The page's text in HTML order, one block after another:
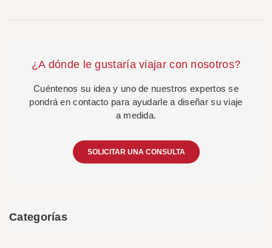
¿A dónde le gustaría viajar con nosotros?
Cuéntenos su idea y uno de nuestros expertos se
pondrá en contacto para ayudarle a diseñar su viaje
a medida.
SOLICITAR UNA CONSULTA
Categorías